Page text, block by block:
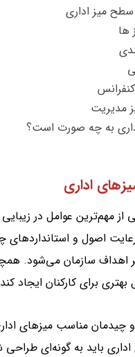
میز اداری
ها
منشی
مدیریت
به چه صورت است؟
اداری
از مهم‌ترین عوامل در
اصول و استانداردهای
اهداف سازمان می‌شود.
برای کارکنان ایجاد کند
چیدمان مناسب میزهای
اداری باید به گونه‌ای